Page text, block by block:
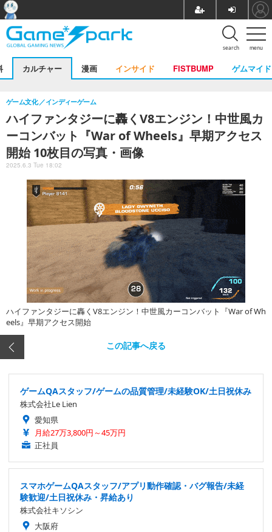
menu
search
カルチャー 漫画 インサイド FISTBUMP ゲムマイド
ハイファンタジーに轟くV8エンジン！中世風カ
ーコンバット『War of Wheels』早期アクセス
開始 10枚目の写真・画像
ゲーム文化 インディーゲーム
2025.6.3 Tue 18:02
ハイファンタジーに轟くV8エンジン！中世風カーコンバット『War of Wh
eels』早期アクセス開始
この記事へ戻る
ゲームQAスタッフ/ゲームの品質管理/未経験OK/土日祝休み
株式会社Le Lien
愛知県
月給27万3,800円～45万円
正社員
スマホゲームQAスタッフ/アプリ動作確認・バグ報告/未経
験歓迎/土日祝休み・昇給あり
株式会社キソシン
大阪府